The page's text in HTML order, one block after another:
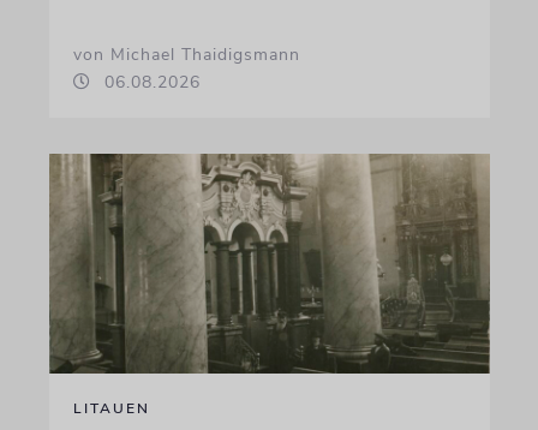
von Michael Thaidigsmann
06.08.2026
LITAUEN